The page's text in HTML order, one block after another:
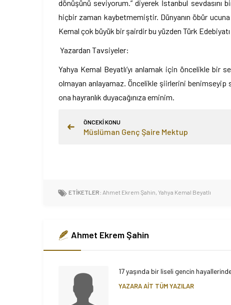
dönüşünü seviyorum.” diyerek İstanbul
hiçbir zaman kaybetmemiştir. Dünyanın öbür ucuna
Kemal çok büyük bir şairdir bu yüzden Türk
Yazardan Tavsiyeler:
Yahya Kemal Beyatlı’yı anlamak için öncelikle bir
olmayan anlayamaz. Öncelikle şiirlerini benimseyip
ona hayranlık duyacağınıza eminim.
ÖNCEKİ KONU
Müslüman Genç Şaire Mektup
ETİKETLER: Ahmet Ekrem Şahin, Yahya Kemal Beyatlı
Ahmet Ekrem Şahin
17 yaşında bir liseli gencin
YAZARA AİT TÜM YAZILAR